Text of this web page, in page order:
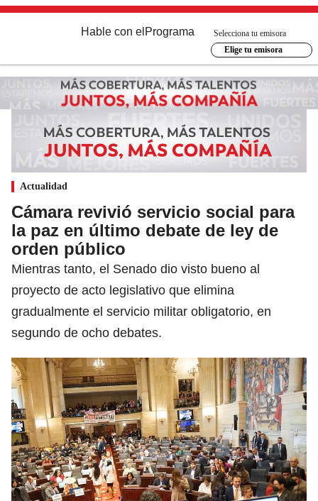
Hable con el Programa
Selecciona tu emisora
Elige tu emisora
Actualidad
Cámara revivió servicio social para
la paz en último debate de ley de
orden público
Mientras tanto, el Senado dio visto bueno al
proyecto de acto legislativo que elimina
gradualmente el servicio militar obligatorio, en
segundo de ocho debates.